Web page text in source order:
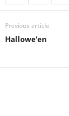
Previous article
Hallowe’en